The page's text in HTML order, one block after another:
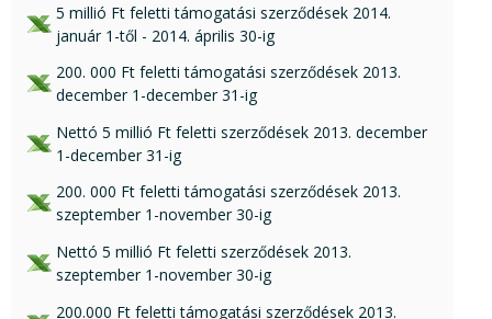
xls csatolmány:
5 millió Ft feletti támogatási szerződések 2014.
január 1-től - 2014. április 30-ig
xls csatolmány:
200. 000 Ft feletti támogatási szerződések 2013.
december 1-december 31-ig
xls csatolmány:
Nettó 5 millió Ft feletti szerződések 2013. december
1-december 31-ig
xlsx csatolmány:
200. 000 Ft feletti támogatási szerződések 2013.
szeptember 1-november 30-ig
xls csatolmány:
Nettó 5 millió Ft feletti szerződések 2013.
szeptember 1-november 30-ig
xls csatolmány:
200.000 Ft feletti támogatási szerződések 2013.